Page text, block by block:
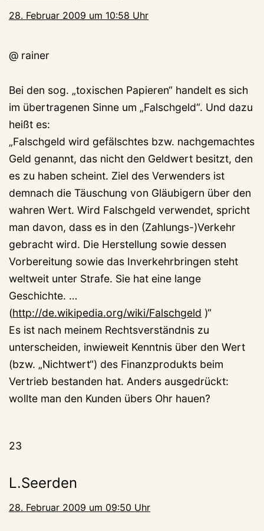
28. Februar 2009 um 10:58 Uhr
@ rainer
Bei den sog. „toxischen Papieren“ handelt es sich
im übertragenen Sinne um „Falschgeld“. Und dazu
heißt es:
„Falschgeld wird gefälschtes bzw. nachgemachtes
Geld genannt, das nicht den Geldwert besitzt, den
es zu haben scheint. Ziel des Verwenders ist
demnach die Täuschung von Gläubigern über den
wahren Wert. Wird Falschgeld verwendet, spricht
man davon, dass es in den (Zahlungs-)Verkehr
gebracht wird. Die Herstellung sowie dessen
Vorbereitung sowie das Inverkehrbringen steht
weltweit unter Strafe. Sie hat eine lange
Geschichte. …
(http://de.wikipedia.org/wiki/Falschgeld )“
Es ist nach meinem Rechtsverständnis zu
unterscheiden, inwieweit Kenntnis über den Wert
(bzw. „Nichtwert“) des Finanzprodukts beim
Vertrieb bestanden hat. Anders ausgedrückt:
wollte man den Kunden übers Ohr hauen?
23
L.Seerden
28. Februar 2009 um 09:50 Uhr